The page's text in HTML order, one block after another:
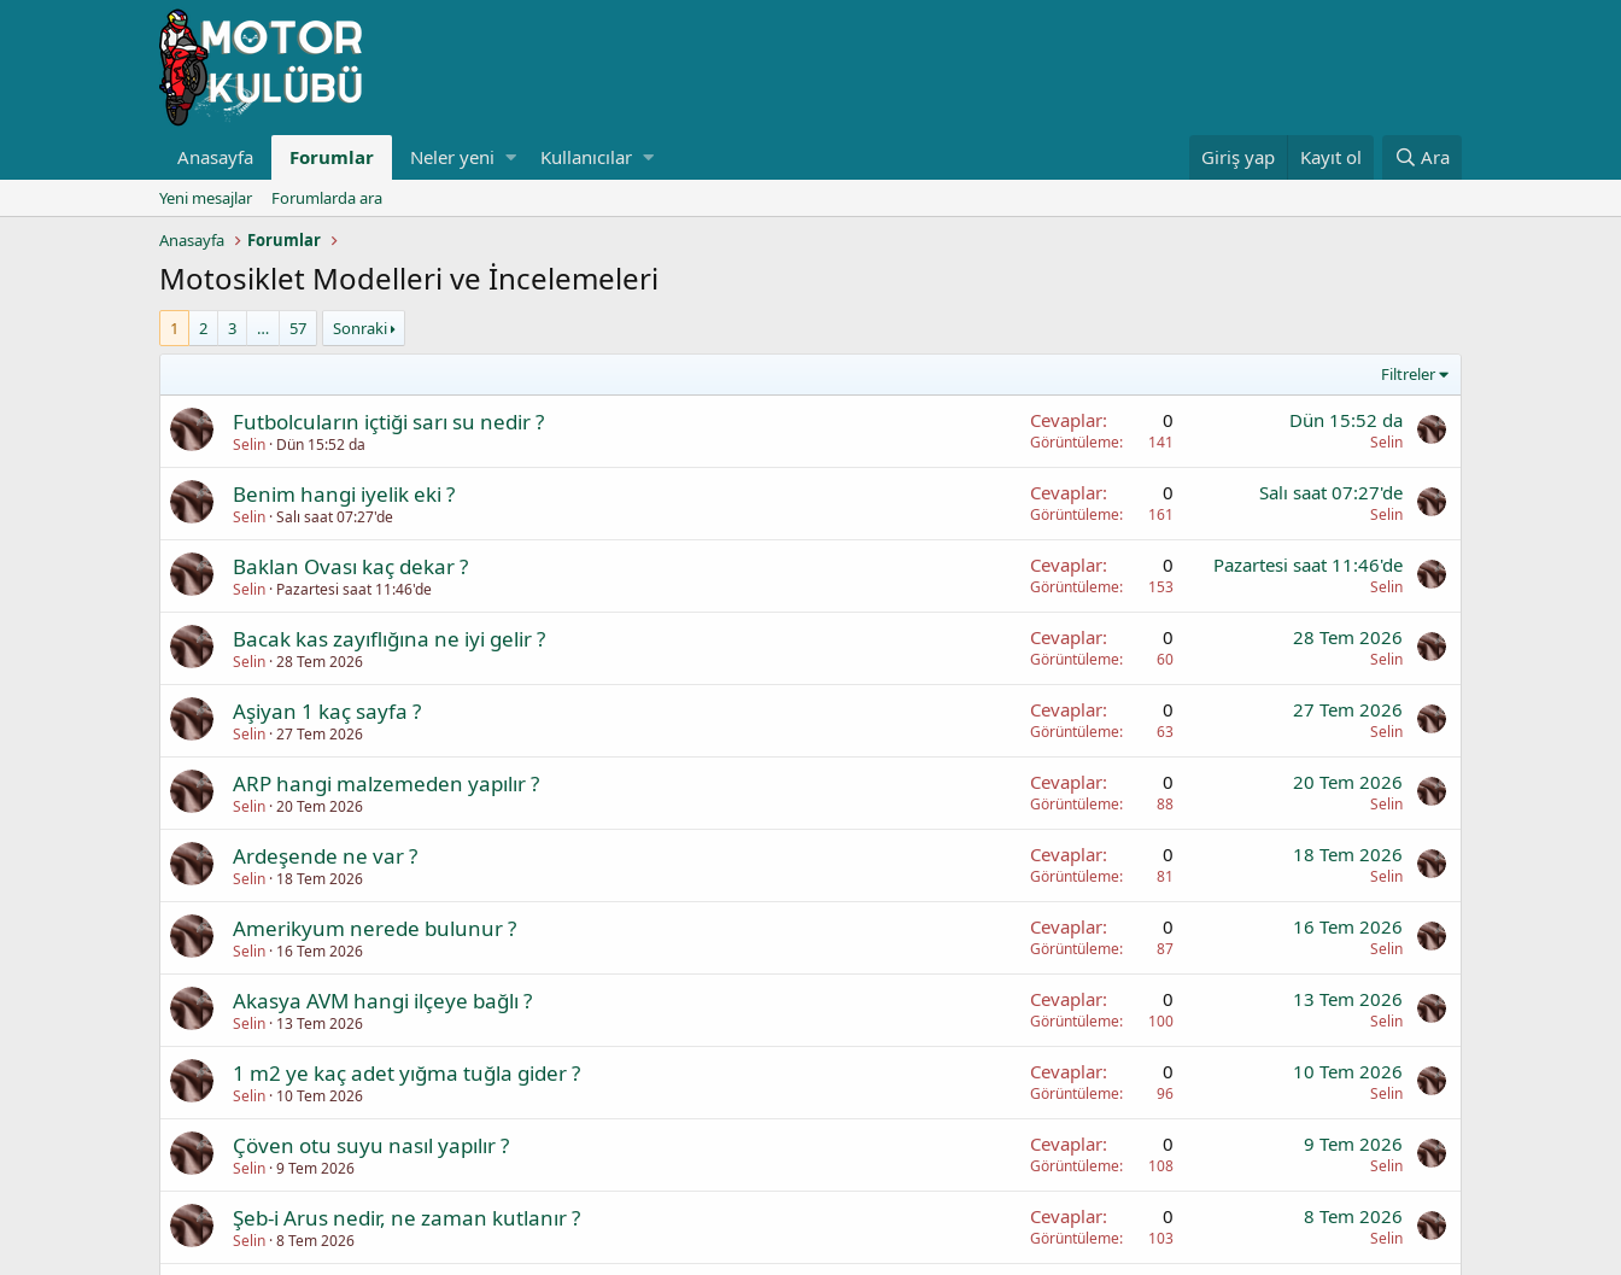
Anasayfa Forumlar Neler yeni Kullanıcılar Giriş yap Kayıt ol Ara
Yeni mesajlar
Forumlarda ara
Anasayfa
Forumlar
Motosiklet Modelleri ve İncelemeleri
1 2 3 … 57 Sonraki
Filtreler
Futbolcuların içtiği sarı su nedir ?
Selin Dün 15:52 da
Cevaplar 0
Görüntüleme 141
Dün 15:52 da
Selin
Benim hangi iyelik eki ?
Selin Salı saat 07:27'de
Cevaplar 0
Görüntüleme 161
Salı saat 07:27'de
Selin
Baklan Ovası kaç dekar ?
Selin Pazartesi saat 11:46'de
Cevaplar 0
Görüntüleme 153
Pazartesi saat 11:46'de
Selin
Bacak kas zayıflığına ne iyi gelir ?
Selin 28 Tem 2026
Cevaplar 0
Görüntüleme 60
28 Tem 2026
Selin
Aşiyan 1 kaç sayfa ?
Selin 27 Tem 2026
Cevaplar 0
Görüntüleme 63
27 Tem 2026
Selin
ARP hangi malzemeden yapılır ?
Selin 20 Tem 2026
Cevaplar 0
Görüntüleme 88
20 Tem 2026
Selin
Ardeşende ne var ?
Selin 18 Tem 2026
Cevaplar 0
Görüntüleme 81
18 Tem 2026
Selin
Amerikyum nerede bulunur ?
Selin 16 Tem 2026
Cevaplar 0
Görüntüleme 87
16 Tem 2026
Selin
Akasya AVM hangi ilçeye bağlı ?
Selin 13 Tem 2026
Cevaplar 0
Görüntüleme 100
13 Tem 2026
Selin
1 m2 ye kaç adet yığma tuğla gider ?
Selin 10 Tem 2026
Cevaplar 0
Görüntüleme 96
10 Tem 2026
Selin
Çöven otu suyu nasıl yapılır ?
Selin 9 Tem 2026
Cevaplar 0
Görüntüleme 108
9 Tem 2026
Selin
Şeb-i Arus nedir, ne zaman kutlanır ?
Selin 8 Tem 2026
Cevaplar 0
Görüntüleme 103
8 Tem 2026
Selin